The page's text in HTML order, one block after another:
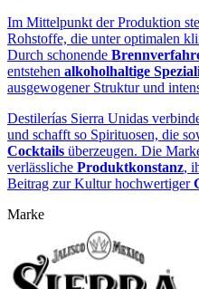
Im Mittelpunkt der Produktion
Rohstoffe, die unter optimalen
Durch schonende
entstehen alkoholhaltige
ausgewogener Struktur und
Destilerías Sierra Unidas
und schafft so Spirituosen, die
Cocktails überzeugen. Die
verlässliche Produktkonstanz,
Beitrag zur Kultur hochwertiger
Marke